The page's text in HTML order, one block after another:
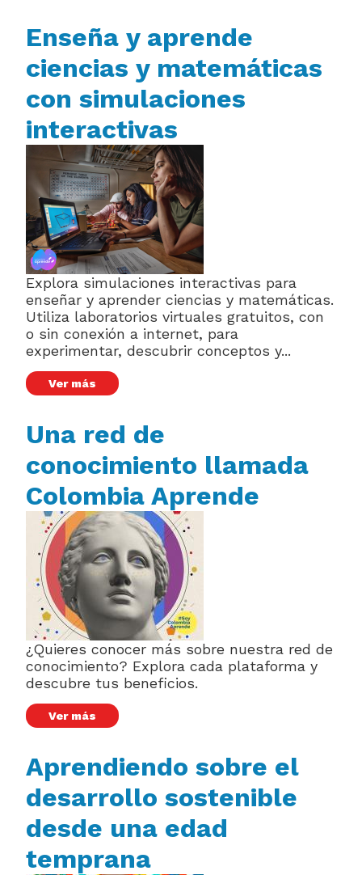
Enseña y aprende
ciencias y matemáticas
con simulaciones
interactivas
Explora simulaciones interactivas para
enseñar y aprender ciencias y matemáticas.
Utiliza laboratorios virtuales gratuitos, con
o sin conexión a internet, para
experimentar, descubrir conceptos y...
Ver más
Una red de
conocimiento llamada
Colombia Aprende
¿Quieres conocer más sobre nuestra red de
conocimiento? Explora cada plataforma y
descubre tus beneficios.
Ver más
Aprendiendo sobre el
desarrollo sostenible
desde una edad
temprana